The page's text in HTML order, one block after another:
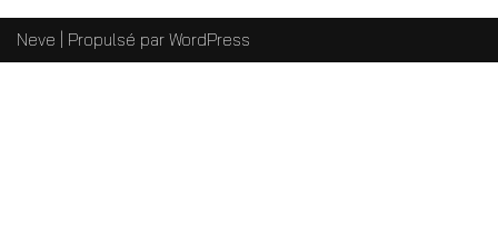
Neve | Propulsé par WordPress